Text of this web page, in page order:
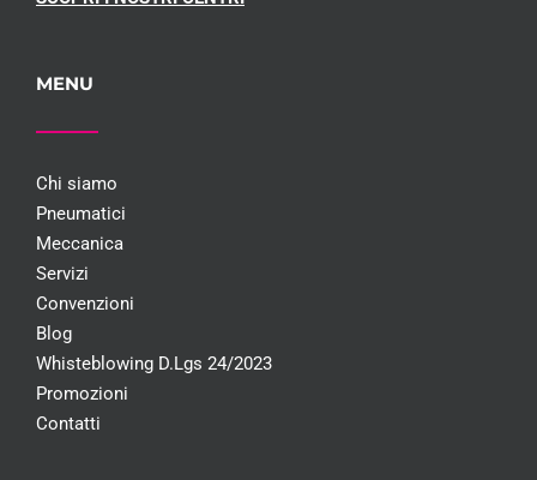
MENU
Chi siamo
Pneumatici
Meccanica
Servizi
Convenzioni
Blog
Whisteblowing D.Lgs 24/2023
Promozioni
Contatti